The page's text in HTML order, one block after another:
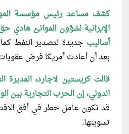
كشف مساعد رئيس مؤسسة
الإيرانية لشؤون الموانئ هادي
أساليب جديدة لتصدير النفط
بعد أن أعادت أمريكا فرض
قالت كريستين لاجارد، المديرة
الدولي، إن الحرب التجارية بين
قد تكون عامل خطر في أفق
تسويتها.